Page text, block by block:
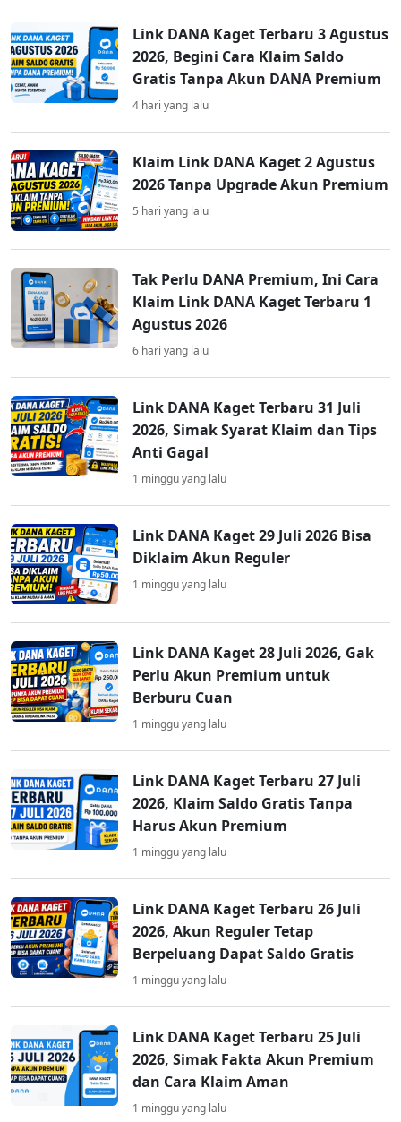
Link DANA Kaget Terbaru 3 Agustus
2026, Begini Cara Klaim Saldo
Gratis Tanpa Akun DANA Premium
4 hari yang lalu
Klaim Link DANA Kaget 2 Agustus
2026 Tanpa Upgrade Akun Premium
5 hari yang lalu
Tak Perlu DANA Premium, Ini Cara
Klaim Link DANA Kaget Terbaru 1
Agustus 2026
6 hari yang lalu
Link DANA Kaget Terbaru 31 Juli
2026, Simak Syarat Klaim dan Tips
Anti Gagal
1 minggu yang lalu
Link DANA Kaget 29 Juli 2026 Bisa
Diklaim Akun Reguler
1 minggu yang lalu
Link DANA Kaget 28 Juli 2026, Gak
Perlu Akun Premium untuk
Berburu Cuan
1 minggu yang lalu
Link DANA Kaget Terbaru 27 Juli
2026, Klaim Saldo Gratis Tanpa
Harus Akun Premium
1 minggu yang lalu
Link DANA Kaget Terbaru 26 Juli
2026, Akun Reguler Tetap
Berpeluang Dapat Saldo Gratis
1 minggu yang lalu
Link DANA Kaget Terbaru 25 Juli
2026, Simak Fakta Akun Premium
dan Cara Klaim Aman
1 minggu yang lalu